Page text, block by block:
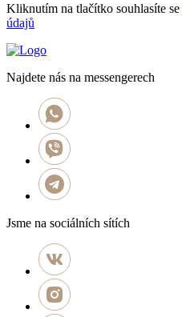
Kliknutím na tlačítko souhlasíte se
údajů
Najdete nás na messengerech
Jsme na sociálních sítích